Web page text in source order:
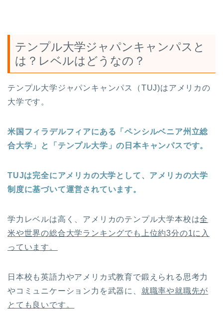
テンプル大学ジャパンキャンパスと
は？レベルはどうなの？
テンプル大学ジャパンキャンパス（TUJ)はアメリカの
大学です。
米国フィラデルフィアにある「ペンシルベニア州立総
合大学」と「テンプル大学」の日本キャンパスです。
TUJは完全にアメリカの大学として、アメリカの大学
制度に基づいて運営されています。
学力レベルは高く、アメリカのテンプル大学本校は全
米や世界の総合大学ランキングでも上位約3分の1に入
っています。
日本校も英語力やアメリカ式教育で鍛えられる思考力
やコミュニケーション力を武器に、 就職率や就職先が
とても良いです。